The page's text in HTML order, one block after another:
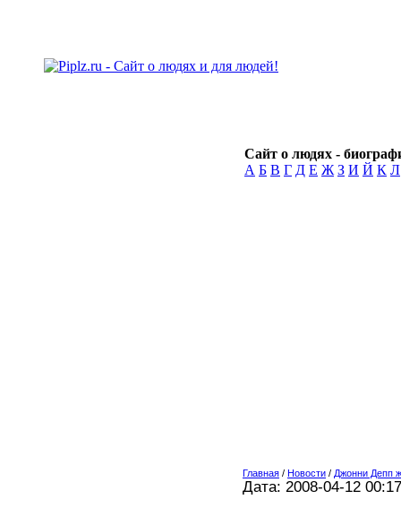
Сайт о людях -
А Б В Г Д Е Ж З И Й К Л
Главная / Новости / Джонни Депп
Дата: 2008-04-12 00:17